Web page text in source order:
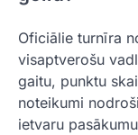
Oficiālie turnīra
visaptverošu
gaitu, punktu
noteikumi
ietvaru